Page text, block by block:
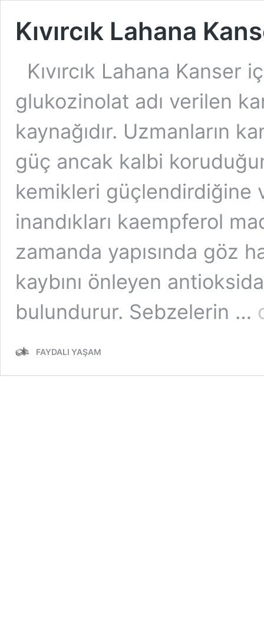
Kıvırcık Lahana
Kıvırcık Lahana Kanser
glukozinolat adı verilen
kaynağıdır. Uzmanların
güç ancak kalbi
kemikleri güçlendirdiğine
inandıkları kaempferol
zamanda yapısında göz
kaybını önleyen
bulundurur. Sebzelerin …
FAYDALI YAŞAM